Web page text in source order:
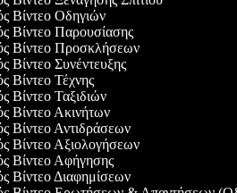
Βίντεο Οδηγιών
Βίντεο Παρουσίασης
Βίντεο Προσκλήσεων
Βίντεο Συνέντευξης
Βίντεο Τέχνης
Βίντεο Ταξιδιών
Βίντεο Ακινήτων
Βίντεο Αντιδράσεων
Βίντεο Αξιολογήσεων
Βίντεο Αφήγησης
Βίντεο Διαφημίσεων